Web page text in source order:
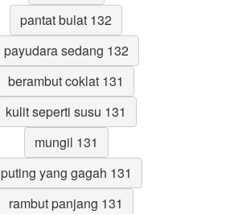
pantat bulat 132
payudara sedang 132
berambut coklat 131
kulit seperti susu 131
mungil 131
puting yang gagah 131
rambut panjang 131